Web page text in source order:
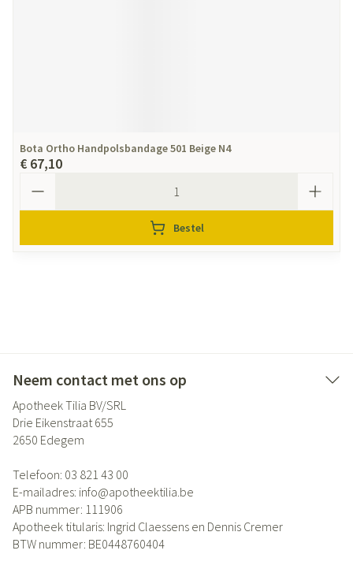
Bota Ortho Handpolsbandage 501 Beige N4
€ 67,10
Bestel
Neem contact met ons op
Apotheek Tilia BV/SRL
Drie Eikenstraat 655
2650 Edegem
Telefoon: 03 821 43 00
E-mailadres: info@apotheektilia.be
APB nummer: 111906
Apotheek titularis: Ingrid Claessens en Dennis Cremer
BTW nummer: BE0448760404